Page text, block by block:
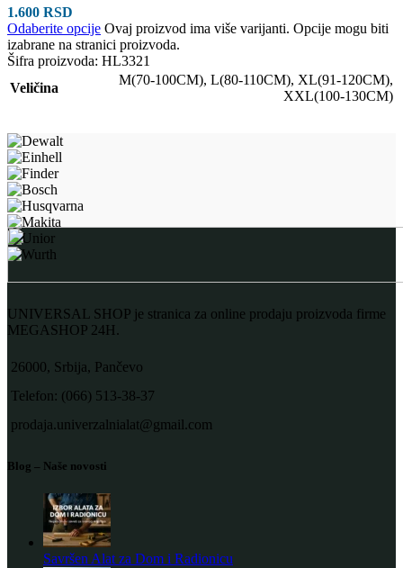
1.600 RSD
Odaberite opcije Ovaj proizvod ima više varijanti. Opcije mogu biti
izabrane na stranici proizvoda.
Šifra proizvoda: HL3321
Veličina
M(70-100CM), L(80-110CM), XL(91-120CM),
XXL(100-130CM)
UNIVERSAL SHOP je stranica za online prodaju proizvoda firme
MEGASHOP 24H.
26000, Srbija, Pančevo
Telefon: (066) 513-38-37
prodaja.univerzalnialat@gmail.com
Blog – Naše novosti
Savršen Alat za Dom i Radionicu